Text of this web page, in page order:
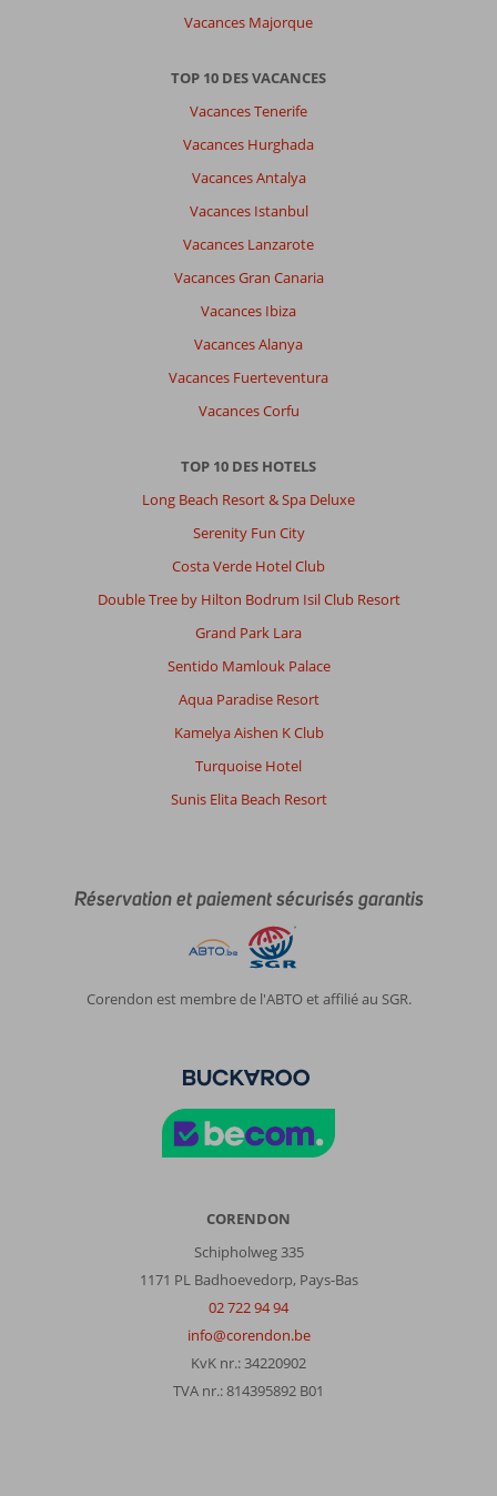
Vacances Majorque
TOP 10 DES VACANCES
Vacances Tenerife
Vacances Hurghada
Vacances Antalya
Vacances Istanbul
Vacances Lanzarote
Vacances Gran Canaria
Vacances Ibiza
Vacances Alanya
Vacances Fuerteventura
Vacances Corfu
TOP 10 DES HOTELS
Long Beach Resort & Spa Deluxe
Serenity Fun City
Costa Verde Hotel Club
Double Tree by Hilton Bodrum Isil Club Resort
Grand Park Lara
Sentido Mamlouk Palace
Aqua Paradise Resort
Kamelya Aishen K Club
Turquoise Hotel
Sunis Elita Beach Resort
Réservation et paiement sécurisés garantis
Corendon est membre de l'ABTO et affilié au SGR.
CORENDON
Schipholweg 335
1171 PL Badhoevedorp, Pays-Bas
02 722 94 94
info@corendon.be
KvK nr.: 34220902
TVA nr.: 814395892 B01